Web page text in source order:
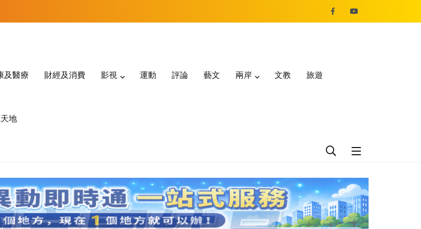
及醫療 財經及消費 影視 運動 評論 藝文 兩岸 文教 旅遊
地